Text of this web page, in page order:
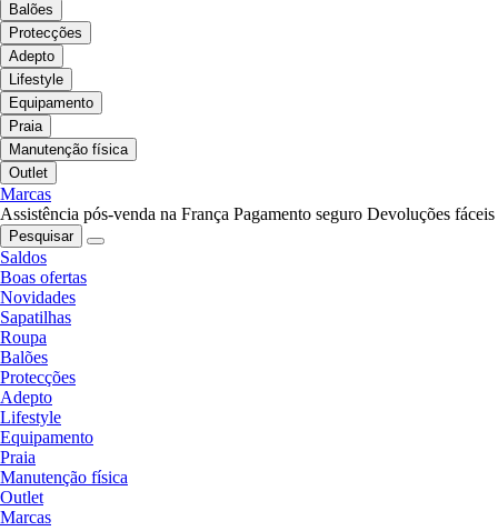
Balões
Protecções
Adepto
Lifestyle
Equipamento
Praia
Manutenção física
Outlet
Marcas
Assistência pós-venda na França Pagamento seguro Devoluções fáceis
Pesquisar
Saldos
Boas ofertas
Novidades
Sapatilhas
Roupa
Balões
Protecções
Adepto
Lifestyle
Equipamento
Praia
Manutenção física
Outlet
Marcas